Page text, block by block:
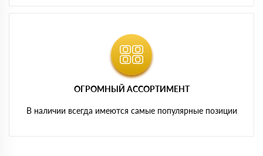
ОГРОМНЫЙ АССОРТИМЕНТ
В наличии всегда имеются самые популярные позиции